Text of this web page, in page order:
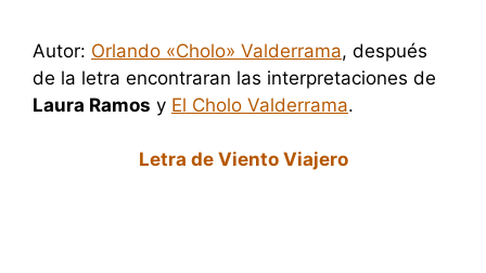
Autor: Orlando «Cholo» Valderrama, después
de la letra encontraran las interpretaciones de
Laura Ramos y El Cholo Valderrama.
Letra de Viento Viajero